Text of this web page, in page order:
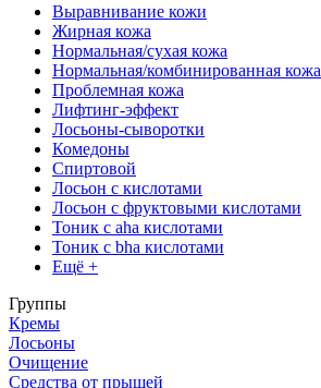
Выравнивание кожи
Жирная кожа
Нормальная/сухая кожа
Нормальная/комбинированная кожа
Проблемная кожа
Лифтинг-эффект
Лосьоны-сыворотки
Комедоны
Спиртовой
Лосьон с кислотами
Лосьон с фруктовыми кислотами
Тоник с aha кислотами
Тоник с bha кислотами
Ещё +
Группы
Кремы
Лосьоны
Очищение
Средства от прыщей